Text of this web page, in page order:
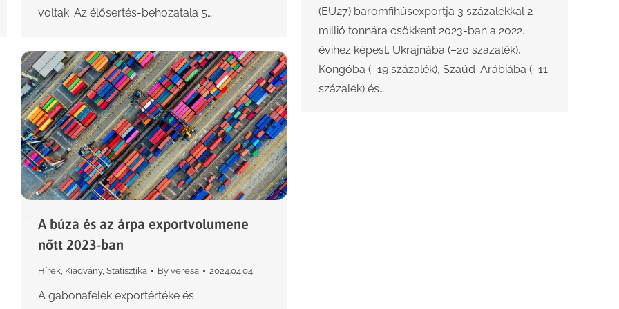
voltak. Az élősertés-behozatala 5…
(EU27) baromfihúsexportja 3 százalékkal 2
millió tonnára csökkent 2023-ban a 2022.
évihez képest. Ukrajnába (–20 százalék),
Kongóba (–19 százalék), Szaúd-Arábiába (–11
százalék) és…
A búza és az árpa exportvolumene
nőtt 2023-ban
Hírek, Kiadvány, Statisztika By veresa 2024.04.04.
A gabonafélék exportértéke és